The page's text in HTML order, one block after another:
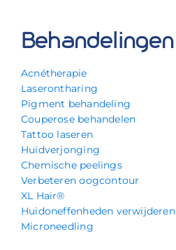
Behandelingen
Acnétherapie
Laserontharing
Pigment behandeling
Couperose behandelen
Tattoo laseren
Huidverjonging
Chemische peelings
Verbeteren oogcontour
XL Hair®
Huidoneffenheden verwijderen
Microneedling